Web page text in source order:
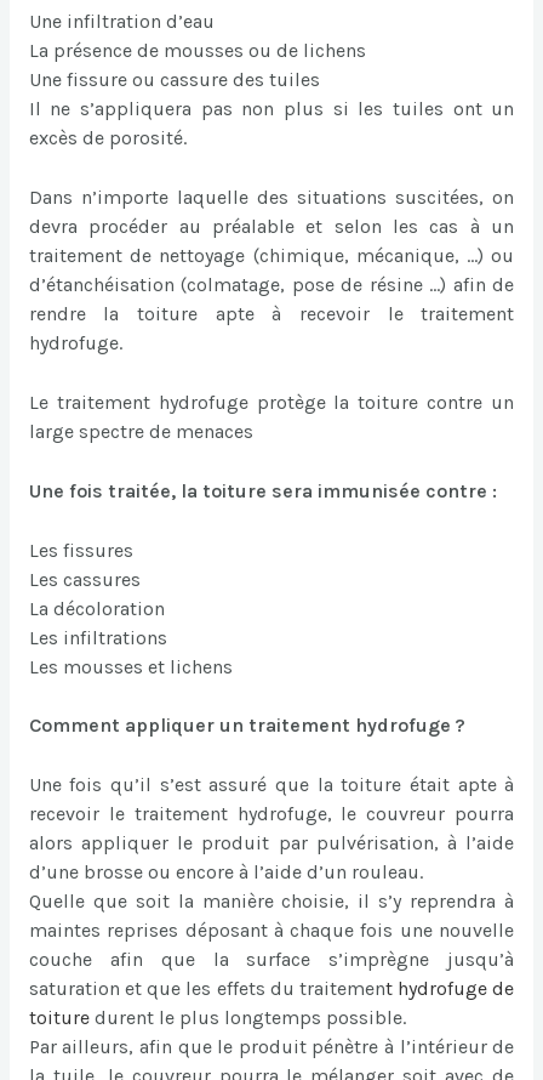
Une infiltration d’eau
La présence de mousses ou de lichens
Une fissure ou cassure des tuiles
Il ne s’appliquera pas non plus si les tuiles ont un
excès de porosité.
Dans n’importe laquelle des situations suscitées, on
devra procéder au préalable et selon les cas à un
traitement de nettoyage (chimique, mécanique, …) ou
d’étanchéisation (colmatage, pose de résine …) afin de
rendre la toiture apte à recevoir le traitement
hydrofuge.
Le traitement hydrofuge protège la toiture contre un
large spectre de menaces
Une fois traitée, la toiture sera immunisée contre :
Les fissures
Les cassures
La décoloration
Les infiltrations
Les mousses et lichens
Comment appliquer un traitement hydrofuge ?
Une fois qu’il s’est assuré que la toiture était apte à
recevoir le traitement hydrofuge, le couvreur pourra
alors appliquer le produit par pulvérisation, à l’aide
d’une brosse ou encore à l’aide d’un rouleau.
Quelle que soit la manière choisie, il s’y reprendra à
maintes reprises déposant à chaque fois une nouvelle
couche afin que la surface s’imprègne jusqu’à
saturation et que les effets du traitement hydrofuge de
toiture durent le plus longtemps possible.
Par ailleurs, afin que le produit pénètre à l’intérieur de